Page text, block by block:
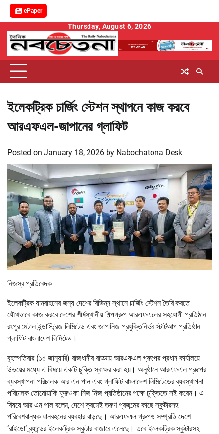
ePaper
content
Thursday, August 6, 2026
ইলেকট্রিক চার্জিং স্টেশন স্থাপনে কাজ করবে
আরএফএল-জাপানের গ্লাফিট
Posted on January 18, 2026 by Nabochatona Desk
নিজস্ব প্রতিবেদক
ইলেকট্রিক যানবাহনের জন্য দেশের বিভিন্ন স্থানে চার্জিং স্টেশন তৈরি করতে
যৌথভাবে কাজ করবে দেশের শীর্ষস্থানীয় শিল্পগ্রুপ আরএফএলের সহযোগী প্রতিষ্ঠান
রংপুর মেটাল ইন্ডাস্ট্রিজ লিমিটেড এবং জাপানিজ প্রযুক্তিনির্ভর স্টার্টআপ প্রতিষ্ঠান
গ্লাফিট বাংলাদেশ লিমিটেড।
বৃহস্পতিবার (১৫ জানুয়ারি) রাজধানীর বাড্ডায় আরএফএল গ্রুপের প্রধান কার্যালয়ে
উভয়ের মধ্যে এ বিষয়ে একটি চুক্তি স্বাক্ষর করা হয়। অনুষ্ঠানে আরএফএল গ্রুপের
ব্যবস্থাপনা পরিচালক আর এন পাল এবং গ্লাফিট বাংলাদেশ লিমিটেডের ব্যবস্থাপনা
পরিচালক তোমোয়াকি ফুরুওকা নিজ নিজ প্রতিষ্ঠানের পক্ষে চুক্তিতে সই করেন। এ
বিষয়ে আর এন পাল বলেন, দেশে ক্রমেই তরুণ প্রজন্মের কাছে স্কুটারসহ
পরিবেশবান্ধক যানবহনের ব্যবহার বাড়ছে। আরএফএল গ্রুপও সম্প্রতি দেশে
‘রাইডো’ ব্র্যান্ডের ইলেকট্রিক স্কুটার বাজারে এনেছে। তবে ইলেকট্রিক স্কুটারসহ